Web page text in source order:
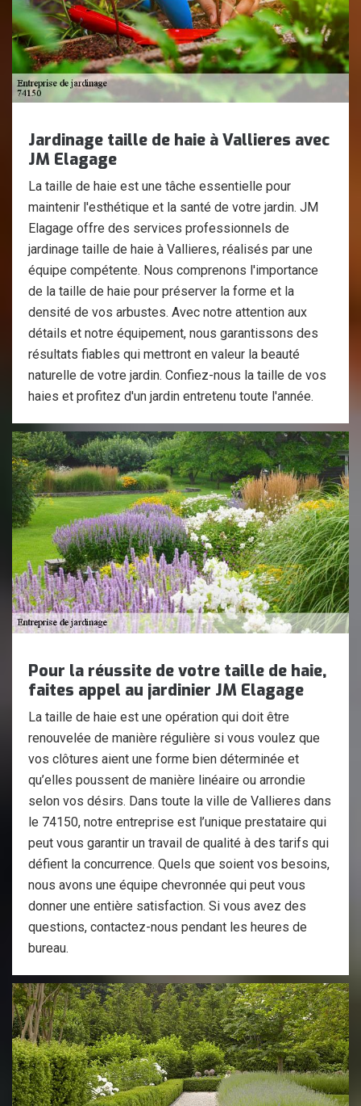
Jardinage taille de haie à Vallieres avec
JM Elagage
La taille de haie est une tâche essentielle pour
maintenir l'esthétique et la santé de votre jardin. JM
Elagage offre des services professionnels de
jardinage taille de haie à Vallieres, réalisés par une
équipe compétente. Nous comprenons l'importance
de la taille de haie pour préserver la forme et la
densité de vos arbustes. Avec notre attention aux
détails et notre équipement, nous garantissons des
résultats fiables qui mettront en valeur la beauté
naturelle de votre jardin. Confiez-nous la taille de vos
haies et profitez d'un jardin entretenu toute l'année.
Pour la réussite de votre taille de haie,
faites appel au jardinier JM Elagage
La taille de haie est une opération qui doit être
renouvelée de manière régulière si vous voulez que
vos clôtures aient une forme bien déterminée et
qu’elles poussent de manière linéaire ou arrondie
selon vos désirs. Dans toute la ville de Vallieres dans
le 74150, notre entreprise est l’unique prestataire qui
peut vous garantir un travail de qualité à des tarifs qui
défient la concurrence. Quels que soient vos besoins,
nous avons une équipe chevronnée qui peut vous
donner une entière satisfaction. Si vous avez des
questions, contactez-nous pendant les heures de
bureau.